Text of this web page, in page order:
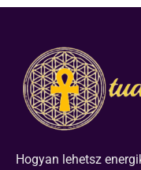
Hogyan lehetsz